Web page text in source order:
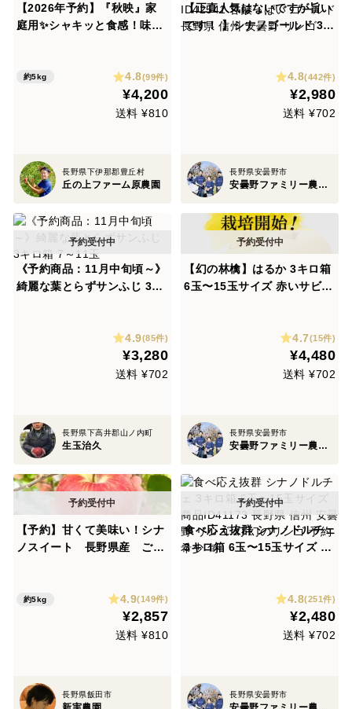
【2026年予約】『秋映』家
庭用✨シャキッと食感！味も
約5kg 4.8(99件)
¥4,200
送料 ¥810
長野県下伊那郡豊丘村
丘の上ファーム原農園
【正直人気はないですが旨い
です！ 】シナノゴールド 3キ
県 信州 安曇野 リンゴ4.8(442件)
¥2,980
送料 ¥702
長野県安曇野市
安曇野ファミリー農産 果物部門4年連続1位&殿堂入り&りんごグランプリ2025最高金賞1位 信州りんご 幻のりんご
《予約商品：11月中旬頃～》
綺麗な葉とらずサンふじ 3キ
4.9(85件)
¥3,280
送料 ¥702
長野県下高井郡山ノ内町
生玉治久
【幻の林檎】はるか 3キロ箱
6玉〜15玉サイズ 赤いサビ多
4.7(15件)
¥4,480
送料 ¥702
長野県安曇野市
安曇野ファミリー農産 果物部門4年連続1位&殿堂入り&りんごグランプリ2025最高金賞1位 信州りんご 幻のりんご
【予約】甘くて美味い！シナ
ノスイート 長野県産 ご家
約5kg 4.9(149件)
¥2,857
送料 ¥810
長野県飯田市
食べ応え抜群 シナノドルチェ
3キロ箱 6玉〜15玉サイズ 商
4.8(251件)
¥2,480
送料 ¥702
長野県安曇野市